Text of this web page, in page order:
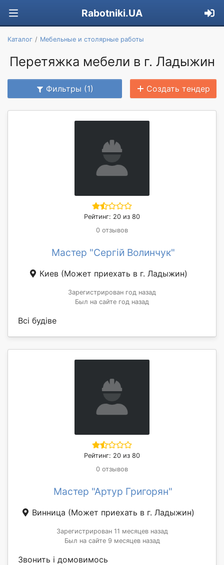
Rabotniki.UA
Каталог Мебельные и столярные работы
Перетяжка мебели в г. Ладыжин
Фильтры (1) Создать тендер
Рейтинг: 20 из 80
0 отзывов
Мастер "Сергій Волинчук"
Киев (Может приехать в г. Ладыжин)
Зарегистрирован год назад
Был на сайте год назад
Всі будіве
Рейтинг: 20 из 80
0 отзывов
Мастер "Артур Григорян"
Винница (Может приехать в г. Ладыжин)
Зарегистрирован 11 месяцев назад
Был на сайте 9 месяцев назад
Звонить і домовимось